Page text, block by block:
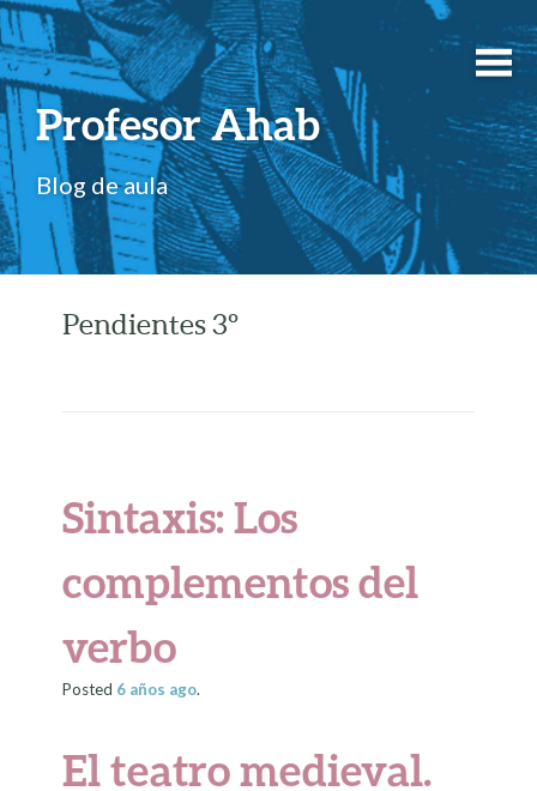
Profesor Ahab
Blog de aula
Pendientes 3º
Sintaxis: Los
complementos del
verbo
Posted 6 años ago.
El teatro medieval.